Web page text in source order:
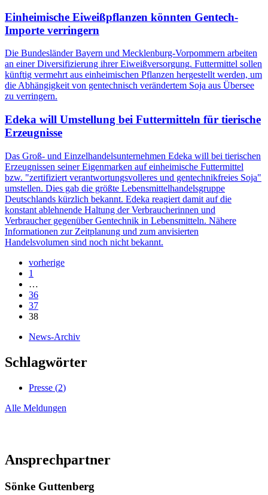
Einheimische Eiweißpflanzen könnten Gentech-
Importe verringern
Die Bundesländer Bayern und Mecklenburg-Vorpommern arbeiten
an einer Diversifizierung ihrer Eiweißversorgung. Futtermittel sollen
künftig vermehrt aus einheimischen Pflanzen hergestellt werden, um
die Abhängigkeit von gentechnisch verändertem Soja aus Übersee
zu verringern.
Edeka will Umstellung bei Futtermitteln für tierische
Erzeugnisse
Das Groß- und Einzelhandelsunternehmen Edeka will bei tierischen
Erzeugnissen seiner Eigenmarken auf einheimische Futtermittel
bzw. "zertifiziert verantwortungsvolleres und gentechnikfreies Soja"
umstellen. Dies gab die größte Lebensmittelhandelsgruppe
Deutschlands kürzlich bekannt. Edeka reagiert damit auf die
konstant ablehnende Haltung der Verbraucherinnen und
Verbraucher gegenüber Gentechnik in Lebensmitteln. Nähere
Informationen zur Zeitplanung und zum anvisierten
Handelsvolumen sind noch nicht bekannt.
vorherige
1
…
36
37
38
News-Archiv
Schlagwörter
Presse (2)
Alle Meldungen
Ansprechpartner
Sönke Guttenberg